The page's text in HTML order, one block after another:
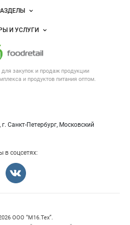
закупок и продаж продукции
и продуктов питания оптом.
Санкт-Петербург, Московский
рекламы
оферта
информация
персональных данных
рынка
Вакансии
И УСЛУГИ
соки, вода
Услуги
для пищепрома
о компаниях
в соцсетях:
ООО “М16.Тех”.